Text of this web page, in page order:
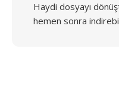
Haydi dosyayı
hemen sonra